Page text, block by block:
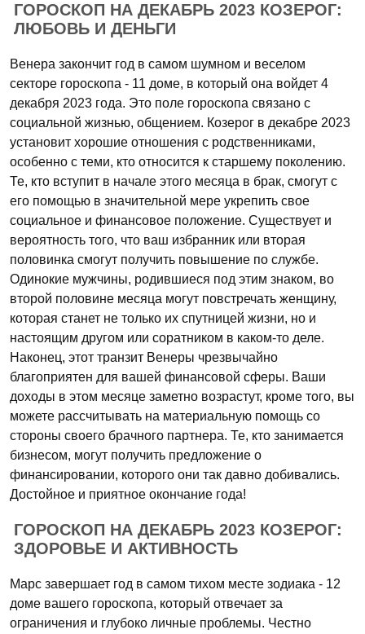
ГОРОСКОП НА ДЕКАБРЬ 2023 КОЗЕРОГ:
ЛЮБОВЬ И ДЕНЬГИ
Венера закончит год в самом шумном и веселом
секторе гороскопа - 11 доме, в который она войдет 4
декабря 2023 года. Это поле гороскопа связано с
социальной жизнью, общением. Козерог в декабре 2023
установит хорошие отношения с родственниками,
особенно с теми, кто относится к старшему поколению.
Те, кто вступит в начале этого месяца в брак, смогут с
его помощью в значительной мере укрепить свое
социальное и финансовое положение. Существует и
вероятность того, что ваш избранник или вторая
половинка смогут получить повышение по службе.
Одинокие мужчины, родившиеся под этим знаком, во
второй половине месяца могут повстречать женщину,
которая станет не только их спутницей жизни, но и
настоящим другом или соратником в каком-то деле.
Наконец, этот транзит Венеры чрезвычайно
благоприятен для вашей финансовой сферы. Ваши
доходы в этом месяце заметно возрастут, кроме того, вы
можете рассчитывать на материальную помощь со
стороны своего брачного партнера. Те, кто занимается
бизнесом, могут получить предложение о
финансировании, которого они так давно добивались.
Достойное и приятное окончание года!
ГОРОСКОП НА ДЕКАБРЬ 2023 КОЗЕРОГ:
ЗДОРОВЬЕ И АКТИВНОСТЬ
Марс завершает год в самом тихом месте зодиака - 12
доме вашего гороскопа, который отвечает за
ограничения и глубоко личные проблемы. Честно